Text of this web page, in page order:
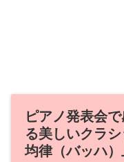
ピアノ発表会
る美しいクラ
均律（バッハ